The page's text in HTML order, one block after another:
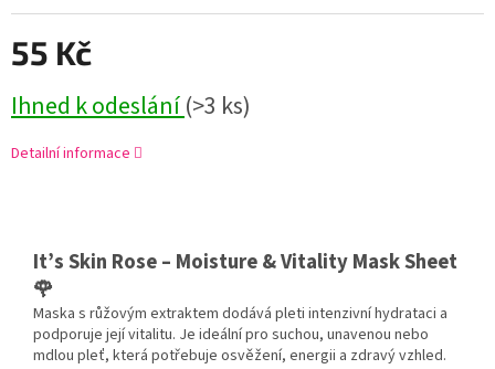
55 Kč
Ihned k odeslání(>3 ks)
Detailní informace
It’s Skin Rose – Moisture & Vitality Mask Sheet
🌹
Maska s růžovým extraktem dodává pleti intenzivní hydrataci a
podporuje její vitalitu. Je ideální pro suchou, unavenou nebo
mdlou pleť, která potřebuje osvěžení, energii a zdravý vzhled.